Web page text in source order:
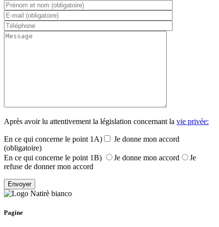
Après avoir lu attentivement la législation concernant la vie privée:
En ce qui concerne le point 1A)
Je donne mon accord
(obligatoire)
En ce qui concerne le point 1B)
Je donne mon accord
Je
refuse de donner mon accord
Pagine